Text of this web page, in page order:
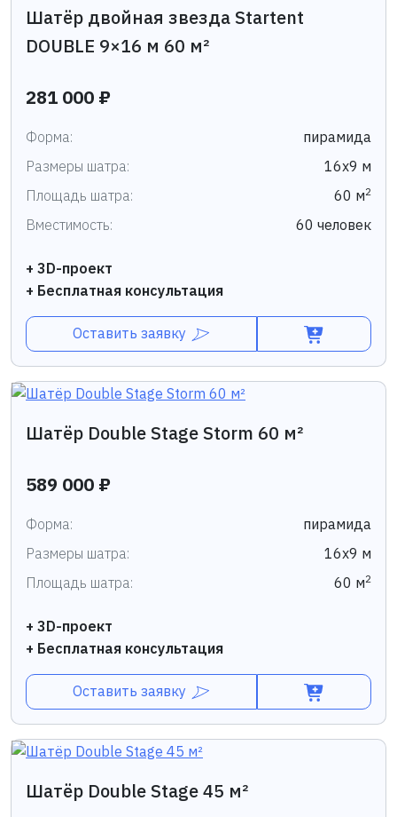
Шатёр двойная звезда Startent
DOUBLE 9×16 м 60 м²
281 000 ₽
Форма:
пирамида
Размеры шатра:
16х9 м
Площадь шатра:
60 м2
Вместимость: 60 человек
+ 3D-проект
+ Бесплатная консультация
Оставить заявку
Шатёр Double Stage Storm 60 м²
589 000 ₽
Форма:
пирамида
Размеры шатра:
16х9 м
Площадь шатра:
60 м2
+ 3D-проект
+ Бесплатная консультация
Оставить заявку
Шатёр Double Stage 45 м²